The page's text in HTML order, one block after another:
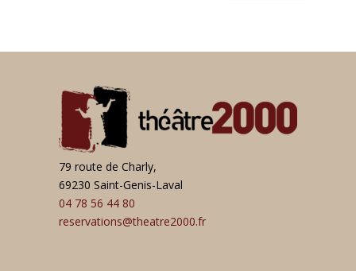
79 route de Charly,
69230 Saint-Genis-Laval
04 78 56 44 80
reservations@theatre2000.fr